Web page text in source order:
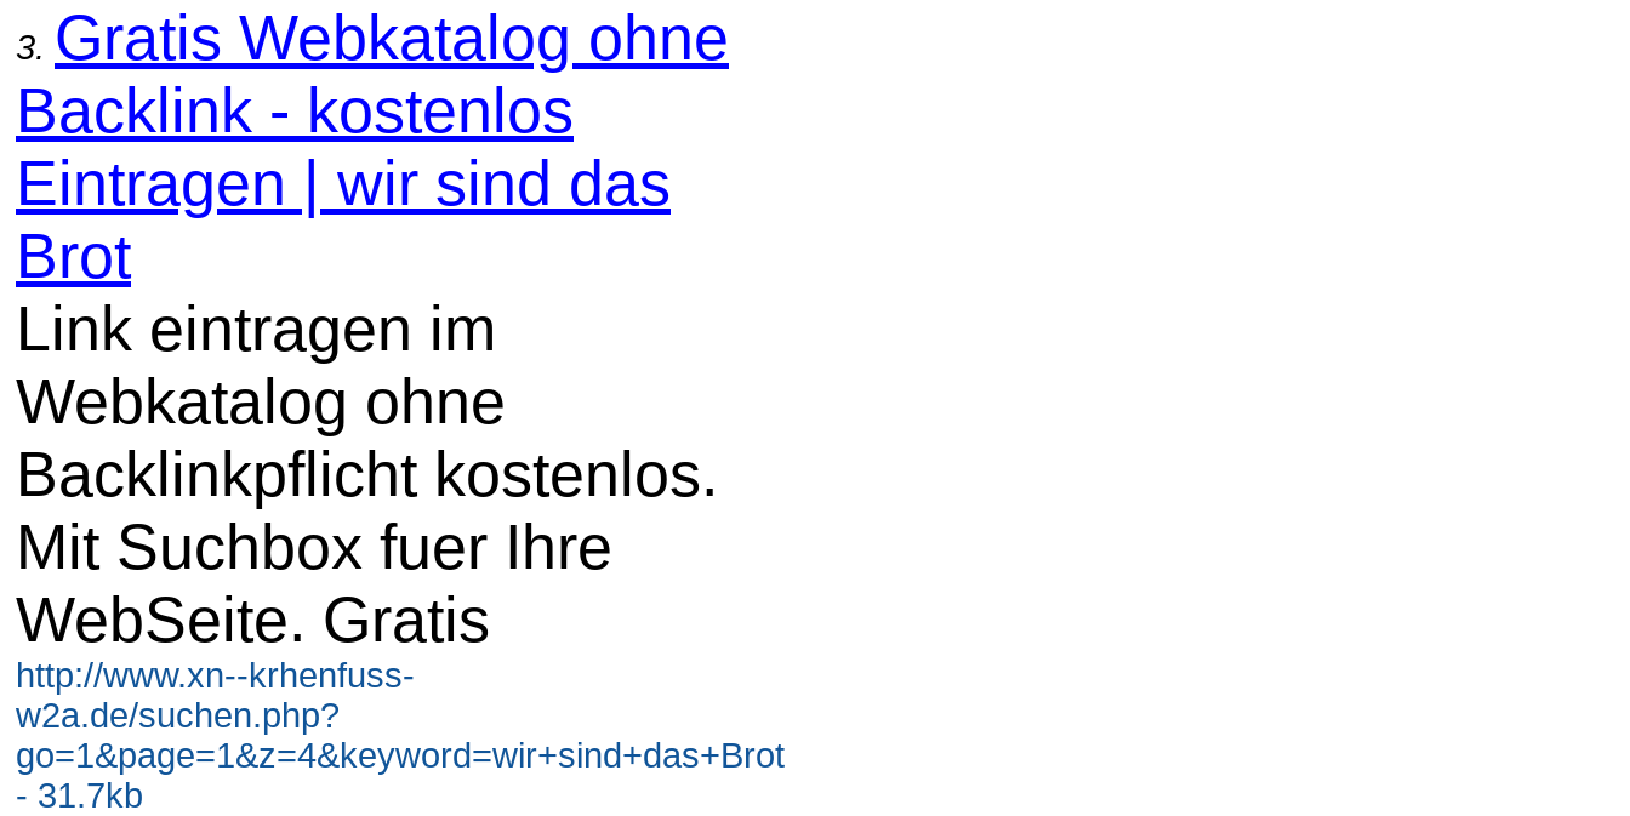
3. Gratis Webkatalog ohne
Backlink - kostenlos
Eintragen | wir sind das
Brot
Link eintragen im
Webkatalog ohne
Backlinkpflicht kostenlos.
Mit Suchbox fuer Ihre
WebSeite. Gratis
http://www.xn--krhenfuss-
w2a.de/suchen.php?
go=1&page=1&z=4&keyword=wir+sind+das+Brot
- 31.7kb